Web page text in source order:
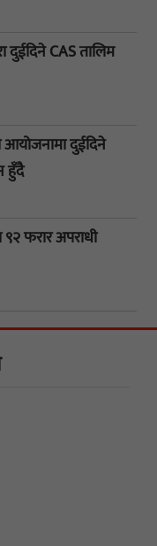
दुईदिने CAS तालिम
दुईदिने
हुँदै
फरार अपराधी